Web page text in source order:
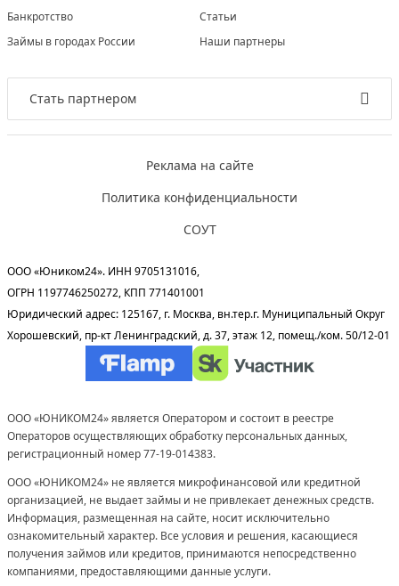
Банкротство
Займы в городах России
Статьи
Наши партнеры
Стать партнером
Реклама на сайте
Политика конфиденциальности
СОУТ
ООО «Юником24». ИНН 9705131016,
ОГРН 1197746250272, КПП 771401001
Юридический адрес: 125167, г. Москва, вн.тер.г. Муниципальный Округ
Хорошевский, пр-кт Ленинградский, д. 37, этаж 12, помещ./ком. 50/12-01
ООО «ЮНИКОМ24» является Оператором и состоит в реестре
Операторов осуществляющих обработку персональных данных,
регистрационный номер 77-19-014383.
ООО «ЮНИКОМ24» не является микрофинансовой или кредитной
организацией, не выдает займы и не привлекает денежных средств.
Информация, размещенная на сайте, носит исключительно
ознакомительный характер. Все условия и решения, касающиеся
получения займов или кредитов, принимаются непосредственно
компаниями, предоставляющими данные услуги.